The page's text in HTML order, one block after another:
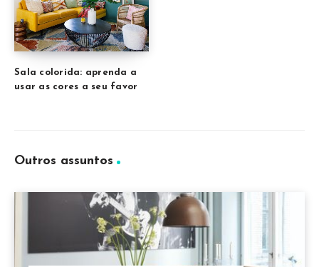
Sala colorida: aprenda a
usar as cores a seu favor
Outros assuntos